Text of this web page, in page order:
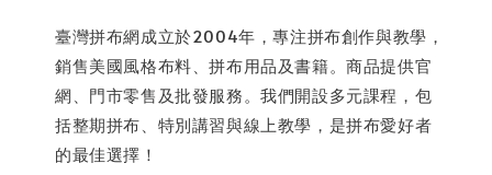
臺灣拼布網成立於2004年，專注拼布創作與教學，
銷售美國風格布料、拼布用品及書籍。商品提供官
網、門市零售及批發服務。我們開設多元課程，包
括整期拼布、特別講習與線上教學，是拼布愛好者
的最佳選擇！